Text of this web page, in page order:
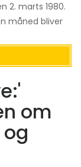
2. marts 1980.
måned bliver
om